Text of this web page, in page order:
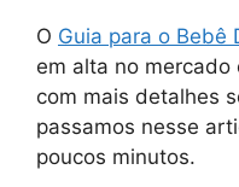
O Guia para o Bebê
em alta no mercado
com mais detalhes
passamos nesse
poucos minutos.